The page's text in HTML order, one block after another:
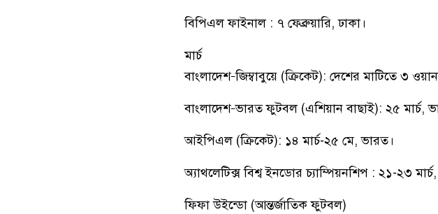
বিপিএল ফাইনাল : ৭ ফেব্রুয়ারি, ঢাকা।
মার্চ
বাংলাদেশ–জিম্বাবুয়ে (ক্রিকেট): দেশের মাটিতে ৩
বাংলাদেশ–ভারত ফুটবল (এশিয়ান বাছাই): ২৫ মার্চ,
আইপিএল (ক্রিকেট): ১৪ মার্চ-২৫ মে, ভারত।
অ্যাথলেটিক্স বিশ্ব ইনডোর চ্যাম্পিয়নশিপ : ২১-২৩
ফিফা উইন্ডো (আন্তর্জাতিক ফুটবল)